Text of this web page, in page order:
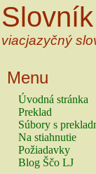
Slovník
viacjazyčný
Menu
Úvodná stránka
Preklad
Súbory s
Na stiahnutie
Požiadavky
Blog Ščo LJ